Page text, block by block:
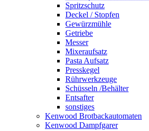
Spritzschutz
Deckel / Stopfen
Gewürzmühle
Getriebe
Messer
Mixeraufsatz
Pasta Aufsatz
Presskegel
Rührwerkzeuge
Schüsseln /Behälter
Entsafter
sonstiges
Kenwood Brotbackautomaten
Kenwood Dampfgarer